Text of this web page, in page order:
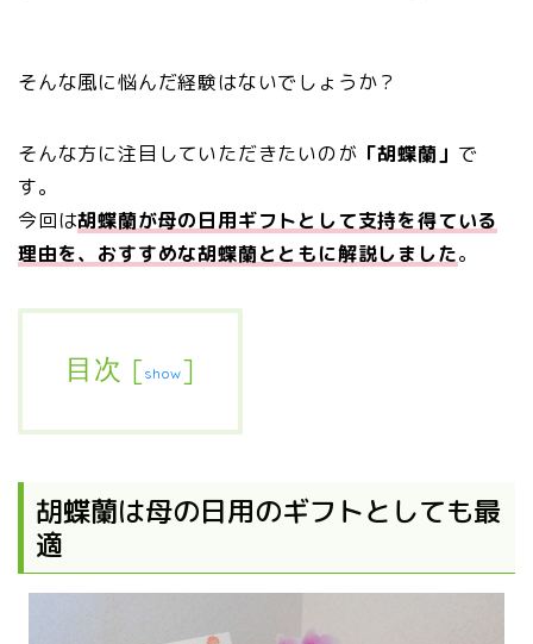
そんな風に悩んだ経験はないでしょうか？
そんな方に注目していただきたいのが 「胡蝶蘭」 で
す。
今回は胡蝶蘭が母の日用ギフトとして支持を得ている
理由を、おすすめな胡蝶蘭とともに解説しました。
目次 [show]
胡蝶蘭は母の日用のギフトとしても最
適